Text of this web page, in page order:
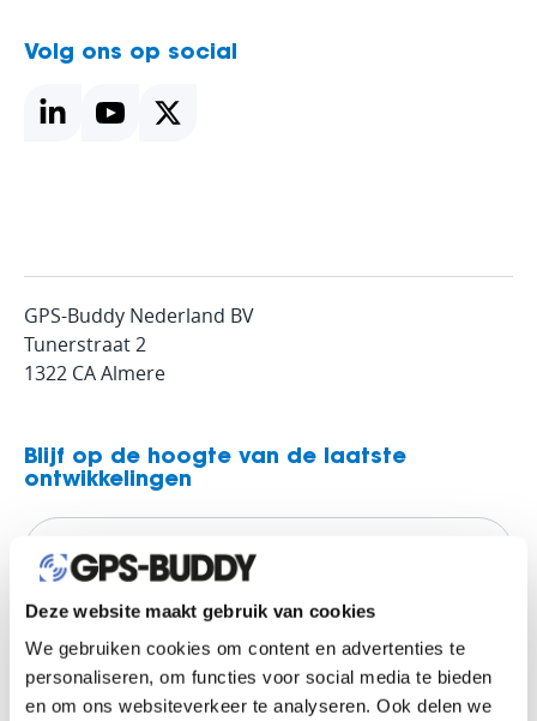
Deze website maakt gebruik van cookies
We gebruiken cookies om content en advertenties te
personaliseren, om functies voor social media te bieden
en om ons websiteverkeer te analyseren. Ook delen we
GPS-Buddy Nederland BV
Tunerstraat 2
1322 CA Almere
Blijf op de hoogte van de laatste
ontwikkelingen
Volg ons op social